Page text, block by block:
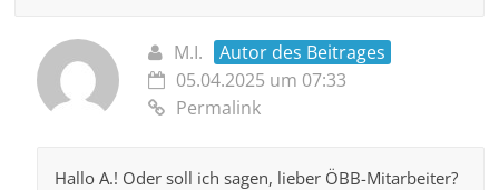
M.I.
Autor des Beitrages
05.04.2025 um 07:33
Permalink
Hallo A.! Oder soll ich sagen, lieber ÖBB-Mitarbeiter?